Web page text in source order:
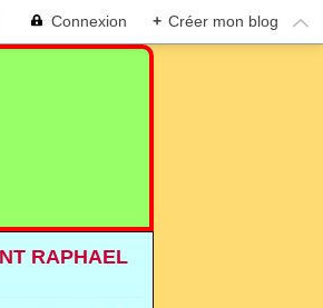
Connexion + Créer mon blog
RAPHAEL